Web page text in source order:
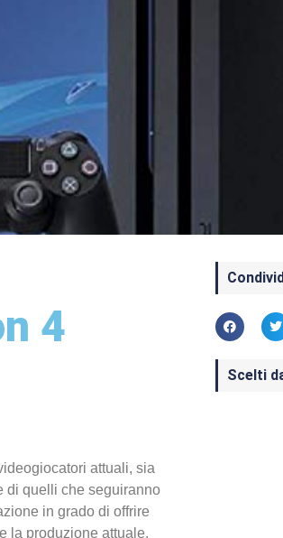
4
attuali, sia
di quelli che seguiranno
in grado di offrire
la produzione attuale.
Scelti